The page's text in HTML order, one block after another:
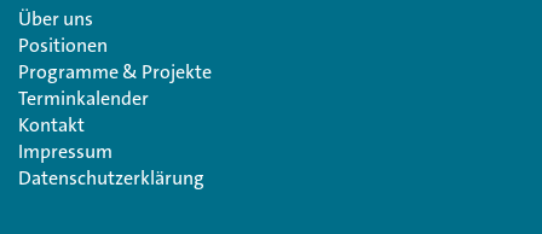
Über uns
Positionen
Programme & Projekte
Terminkalender
Kontakt
Impressum
Datenschutzerklärung